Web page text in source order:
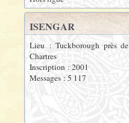
ISENGAR
Lieu : Tuckborough près de
Chartres
Inscription : 2001
Messages : 5 117